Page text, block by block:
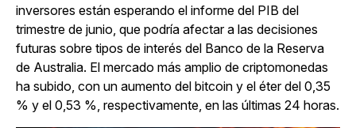
inversores están esperando el informe del PIB del
trimestre de junio, que podría afectar a las decisiones
futuras sobre tipos de interés del Banco de la Reserva
de Australia. El mercado más amplio de criptomonedas
ha subido, con un aumento del bitcoin y el éter del 0,35
% y el 0,53 %, respectivamente, en las últimas 24 horas.